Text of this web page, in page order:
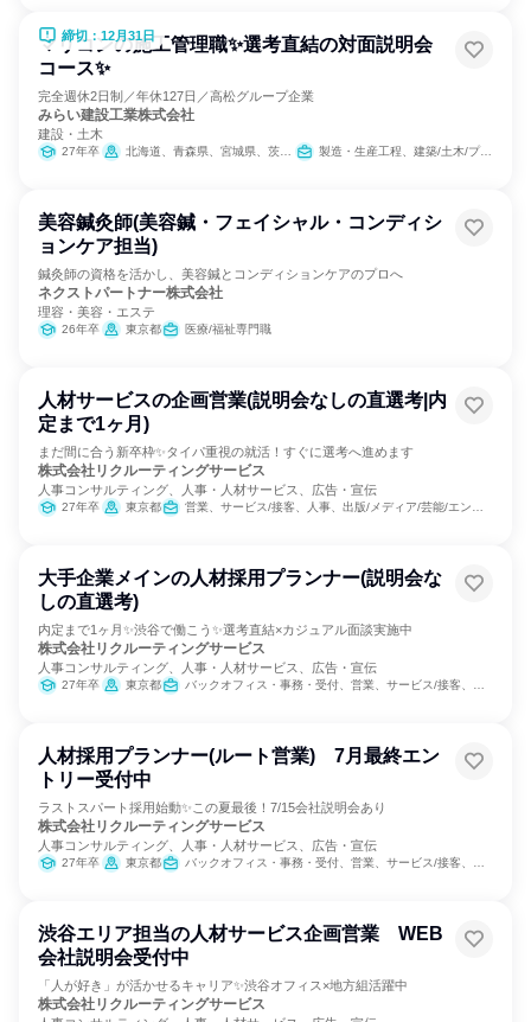
締切：12月31日
マリコンの施工管理職✨選考直結の対面説明会
コース✨
完全週休2日制／年休127日／高松グループ企業
みらい建設工業株式会社
建設・土木
27年卒 北海道、青森県、宮城県、茨城県、千葉県、東京都、神奈川県、新潟県、静岡県、愛知県、大阪府、兵庫県、広島県、香川県、福岡県、沖縄県 製造・生産工程、建築/土木/プラント専門職
美容鍼灸師(美容鍼・フェイシャル・コンディシ
ョンケア担当)
鍼灸師の資格を活かし、美容鍼とコンディションケアのプロへ
ネクストパートナー株式会社
理容・美容・エステ
26年卒 東京都 医療/福祉専門職
人材サービスの企画営業(説明会なしの直選考|内
定まで1ヶ月)
まだ間に合う新卒枠✨タイパ重視の就活！すぐに選考へ進めます
株式会社リクルーティングサービス
人事コンサルティング、人事・人材サービス、広告・宣伝
27年卒 東京都 営業、サービス/接客、人事、出版/メディア/芸能/エンタメ専門職、マーケティング・広告・宣伝、経営/事業企画
大手企業メインの人材採用プランナー(説明会な
しの直選考)
内定まで1ヶ月✨渋谷で働こう✨選考直結×カジュアル面談実施中
株式会社リクルーティングサービス
人事コンサルティング、人事・人材サービス、広告・宣伝
27年卒 東京都 バックオフィス・事務・受付、営業、サービス/接客、人事、出版/メディア/芸能/エンタメ専門職、マーケティング・広告・宣伝
人材採用プランナー(ルート営業) 7月最終エン
トリー受付中
ラストスパート採用始動✨この夏最後！7/15会社説明会あり
株式会社リクルーティングサービス
人事コンサルティング、人事・人材サービス、広告・宣伝
27年卒 東京都 バックオフィス・事務・受付、営業、サービス/接客、人事、出版/メディア/芸能/エンタメ専門職、マーケティング・広告・宣伝
渋谷エリア担当の人材サービス企画営業 WEB
会社説明会受付中
「人が好き」が活かせるキャリア✨渋谷オフィス×地方組活躍中
株式会社リクルーティングサービス